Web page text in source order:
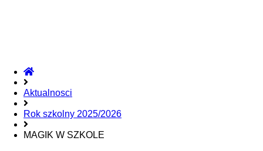
Home
Aktualnosci
Rok szkolny 2025/2026
MAGIK W SZKOLE